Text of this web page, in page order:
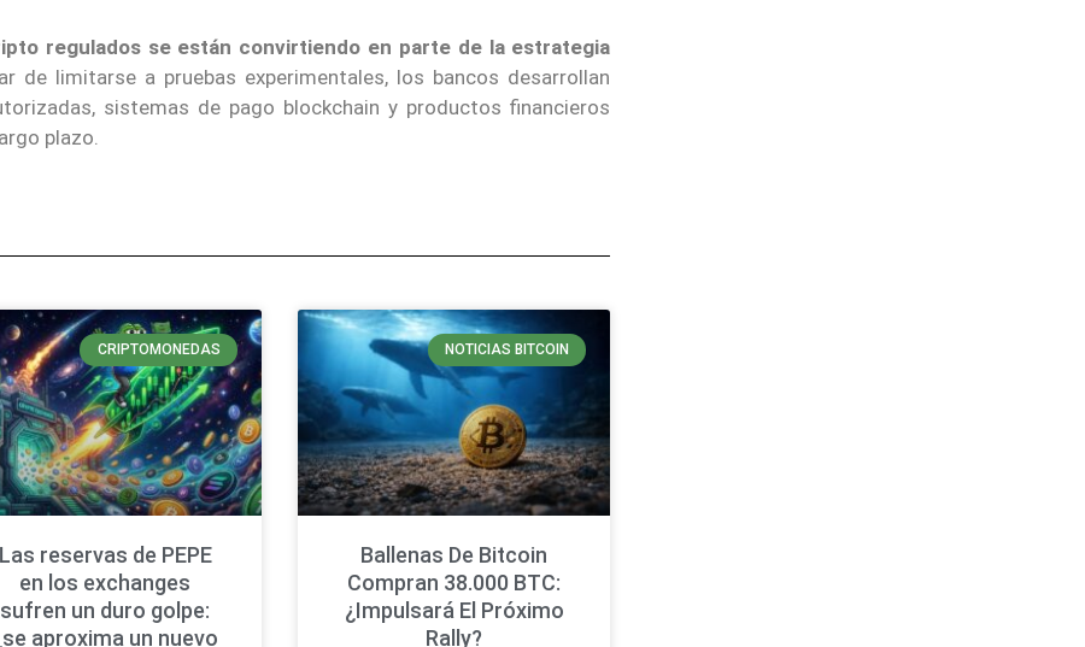
regulados se están convirtiendo en parte de la estrategia
de limitarse a pruebas experimentales, los bancos desarrollan
sistemas de pago blockchain y productos financieros
plazo.
CRIPTOMONEDAS
Las reservas de PEPE
en los exchanges
sufren un duro golpe:
aproxima un nuevo
NOTICIAS BITCOIN
Ballenas De Bitcoin
Compran 38.000 BTC:
¿Impulsará El Próximo
Rally?